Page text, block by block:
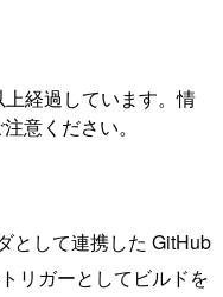
経過しています。情
意ください。
として連携した GitHub
リガーとしてビルドを